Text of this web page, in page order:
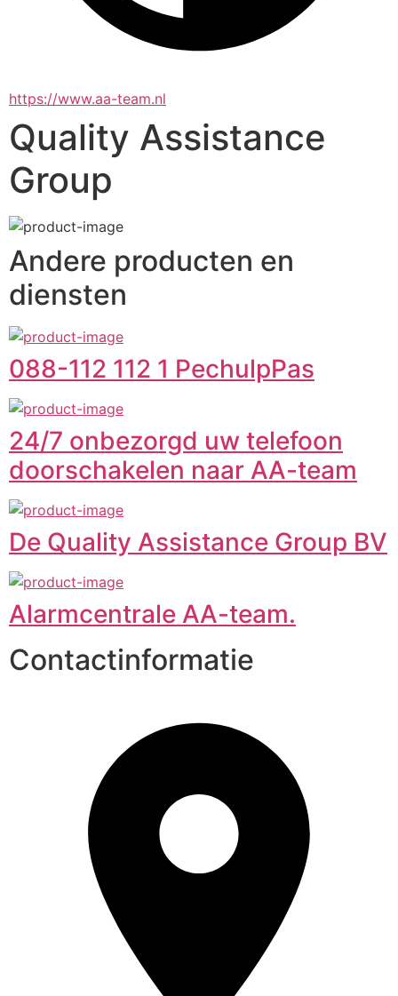
https://www.aa-team.nl
Quality Assistance
Group
Andere producten en
diensten
088-112 112 1 PechulpPas
24/7 onbezorgd uw telefoon
doorschakelen naar AA-team
De Quality Assistance Group BV
Alarmcentrale AA-team.
Contactinformatie